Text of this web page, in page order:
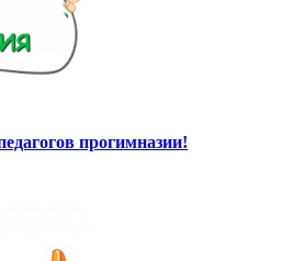
прогимназии!